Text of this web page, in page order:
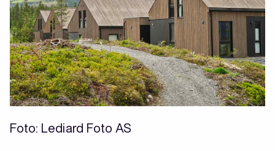
Foto: Lediard Foto AS